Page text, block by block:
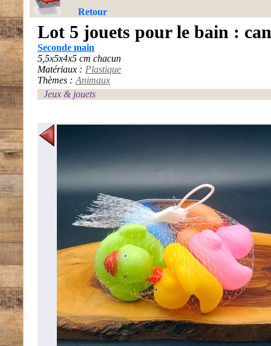
Retour
Lot 5 jouets pour le bain :
Seconde main
5,5x5x4x5 cm chacun
Matériaux : Plastique
Thèmes : Animaux
Jeux & jouets